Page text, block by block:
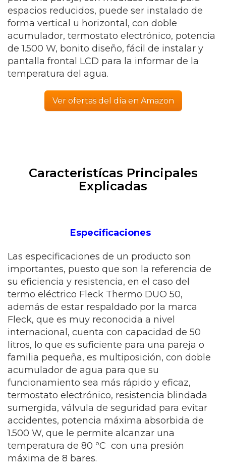
espacios reducidos, puede ser instalado de
forma vertical u horizontal, con doble
acumulador, termostato electrónico, potencia
de 1.500 W, bonito diseño, fácil de instalar y
pantalla frontal LCD para la informar de la
temperatura del agua.
Ver ofertas del día en Amazon
Caracteristícas Principales
Explicadas
Especificaciones
Las especificaciones de un producto son
importantes, puesto que son la referencia de
su eficiencia y resistencia, en el caso del
termo eléctrico Fleck Thermo DUO 50,
además de estar respaldado por la marca
Fleck, que es muy reconocida a nivel
internacional, cuenta con capacidad de 50
litros, lo que es suficiente para una pareja o
familia pequeña, es multiposición, con doble
acumulador de agua para que su
funcionamiento sea más rápido y eficaz,
termostato electrónico, resistencia blindada
sumergida, válvula de seguridad para evitar
accidentes, potencia máxima absorbida de
1.500 W, que le permite alcanzar una
temperatura de 80 ºC con una presión
máxima de 8 bares.